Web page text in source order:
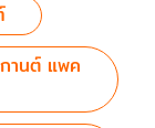
านต์ แพค